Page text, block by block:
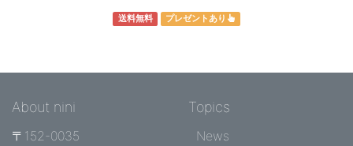
送料無料 プレゼントあり
About nini
〒152-0035
Topics
News